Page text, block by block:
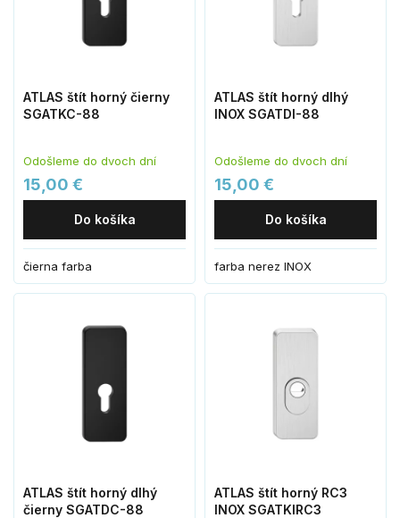
ATLAS štít horný čierny
SGATKC-88
Odošleme do dvoch dní
15,00 €
Do košíka
čierna farba
ATLAS štít horný dlhý
INOX SGATDI-88
Odošleme do dvoch dní
15,00 €
Do košíka
farba nerez INOX
ATLAS štít horný dlhý
čierny SGATDC-88
ATLAS štít horný RC3
INOX SGATKIRC3